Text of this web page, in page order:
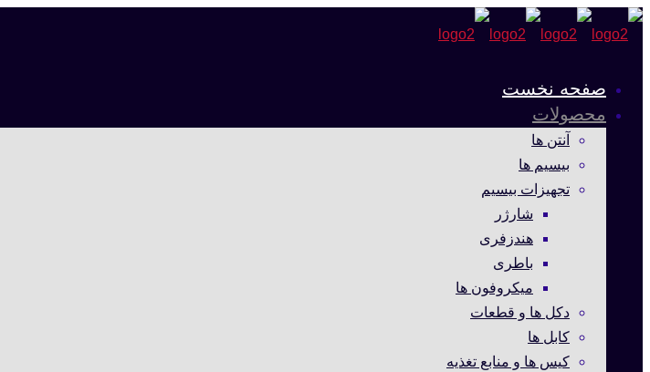
صفحه نخست
محصولات
آنتن ها
بیسیم ها
تجهیزات بیسیم
شارژر
هندزفری
باطری
میکروفون ها
دکل ها و قطعات
کابل ها
کیس ها و منابع تغذیه